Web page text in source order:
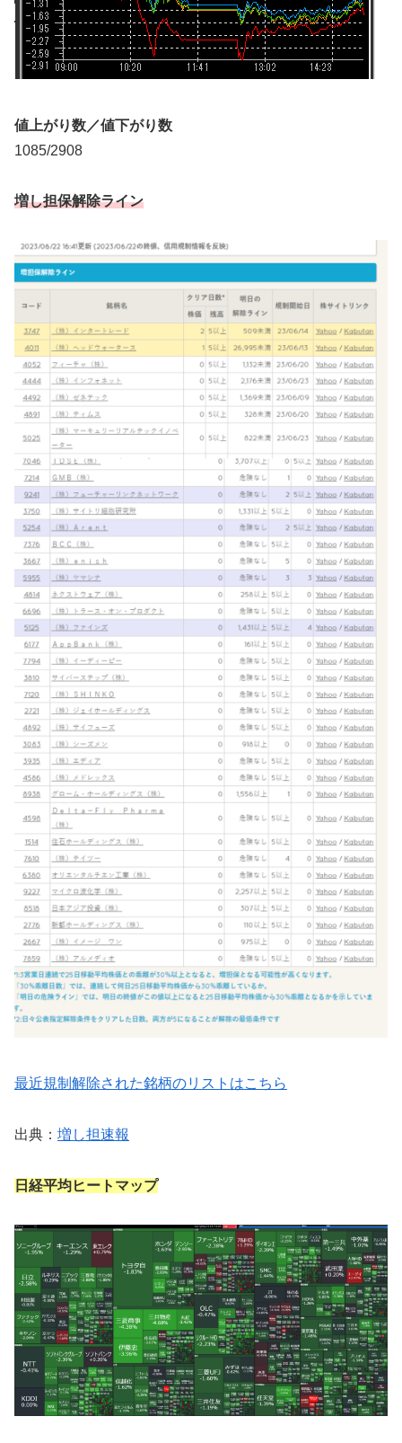
値上がり数／値下がり数
1085/2908
増し担保解除ライン
最近規制解除された銘柄のリストはこちら
出典： 増し担速報
日経平均ヒートマップ